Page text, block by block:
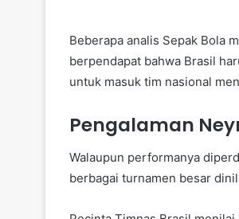
Beberapa analis Sepak Bola
berpendapat bahwa Brasil
untuk masuk tim nasional
Pengalaman
Walaupun performanya
berbagai turnamen besar